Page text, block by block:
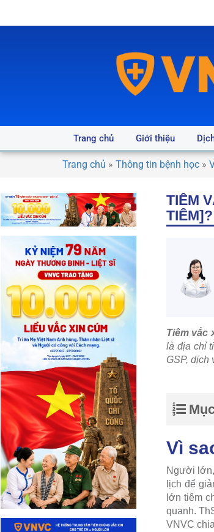
Trang chủ Giới thiệu
Trang chủ » Thông tin bệnh học »
TIÊM
TIÊM]?
Tiêm vắc
là địa chỉ
GSP, dịch
Vì
Người
lịch để
lớn tiêm
quanh.
VNVC